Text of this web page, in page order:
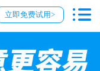
立即免费试用>